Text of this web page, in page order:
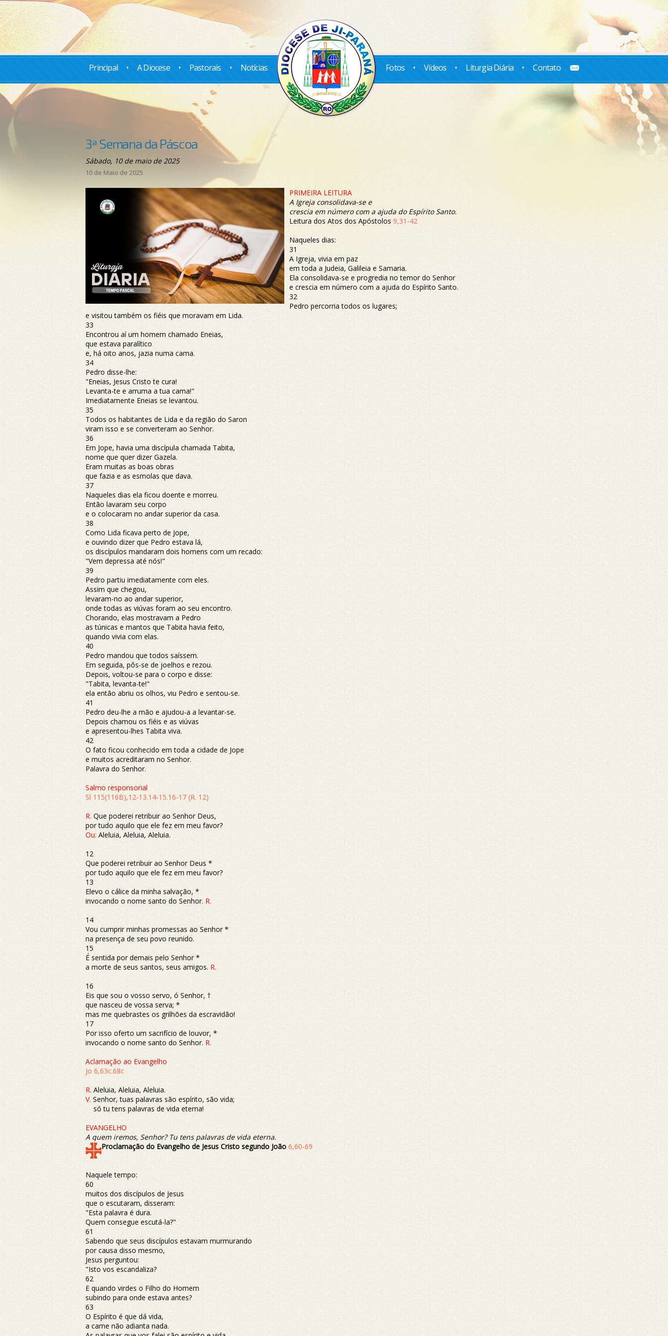
Principal • A Diocese • Pastorais • Notícias Fotos • Vídeos • Liturgia Diária • Contato
3ª Semana da Páscoa
Sábado, 10 de maio de 2025
10 de Maio de 2025
PRIMEIRA LEITURA
A Igreja consolidava-se e
crescia em número com a ajuda do Espírito Santo.
Leitura dos Atos dos Apóstolos 9,31-42
Naqueles dias:
31
A Igreja, vivia em paz
em toda a Judeia, Galileia e Samaria.
Ela consolidava-se e progredia no temor do Senhor
e crescia em número com a ajuda do Espírito Santo.
32
Pedro percorria todos os lugares;
e visitou também os fiéis que moravam em Lida.
33
Encontrou aí um homem chamado Eneias,
que estava paralítico
e, há oito anos, jazia numa cama.
34
Pedro disse-lhe:
"Eneias, Jesus Cristo te cura!
Levanta-te e arruma a tua cama!"
Imediatamente Eneias se levantou.
35
Todos os habitantes de Lida e da região do Saron
viram isso e se converteram ao Senhor.
36
Em Jope, havia uma discípula chamada Tabita,
nome que quer dizer Gazela.
Eram muitas as boas obras
que fazia e as esmolas que dava.
37
Naqueles dias ela ficou doente e morreu.
Então lavaram seu corpo
e o colocaram no andar superior da casa.
38
Como Lida ficava perto de Jope,
e ouvindo dizer que Pedro estava lá,
os discípulos mandaram dois homens com um recado:
"Vem depressa até nós!"
39
Pedro partiu imediatamente com eles.
Assim que chegou,
levaram-no ao andar superior,
onde todas as viúvas foram ao seu encontro.
Chorando, elas mostravam a Pedro
as túnicas e mantos que Tabita havia feito,
quando vivia com elas.
40
Pedro mandou que todos saíssem.
Em seguida, pôs-se de joelhos e rezou.
Depois, voltou-se para o corpo e disse:
"Tabita, levanta-te!"
ela então abriu os olhos, viu Pedro e sentou-se.
41
Pedro deu-lhe a mão e ajudou-a a levantar-se.
Depois chamou os fiéis e as viúvas
e apresentou-lhes Tabita viva.
42
O fato ficou conhecido em toda a cidade de Jope
e muitos acreditaram no Senhor.
Palavra do Senhor.
Salmo responsorial
Sl 115(116B),12-13.14-15.16-17 (R. 12)
R. Que poderei retribuir ao Senhor Deus,
por tudo aquilo que ele fez em meu favor?
Ou: Aleluia, Aleluia, Aleluia.
12
Que poderei retribuir ao Senhor Deus *
por tudo aquilo que ele fez em meu favor?
13
Elevo o cálice da minha salvação, *
invocando o nome santo do Senhor. R.
14
Vou cumprir minhas promessas ao Senhor *
na presença de seu povo reunido.
15
É sentida por demais pelo Senhor *
a morte de seus santos, seus amigos. R.
16
Eis que sou o vosso servo, ó Senhor, †
que nasceu de vossa serva; *
mas me quebrastes os grilhões da escravidão!
17
Por isso oferto um sacrifício de louvor, *
invocando o nome santo do Senhor. R.
Aclamação ao Evangelho
Jo 6,63c.68c
R. Aleluia, Aleluia, Aleluia.
V. Senhor, tuas palavras são espírito, são vida;
só tu tens palavras de vida eterna!
EVANGELHO
A quem iremos, Senhor? Tu tens palavras de vida eterna.
Proclamação do Evangelho de Jesus Cristo segundo João 6,60-69
Naquele tempo:
60
muitos dos discípulos de Jesus
que o escutaram, disseram:
"Esta palavra é dura.
Quem consegue escutá-la?"
61
Sabendo que seus discípulos estavam murmurando
por causa disso mesmo,
Jesus perguntou:
"Isto vos escandaliza?
62
E quando virdes o Filho do Homem
subindo para onde estava antes?
63
O Espírito é que dá vida,
a carne não adianta nada.